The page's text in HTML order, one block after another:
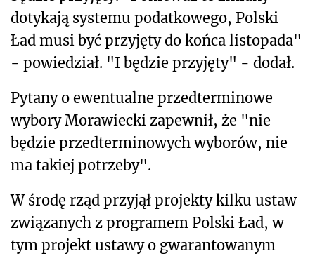
dotykają systemu podatkowego, Polski
Ład musi być przyjęty do końca listopada"
- powiedział. "I będzie przyjęty" - dodał.
Pytany o ewentualne przedterminowe
wybory Morawiecki zapewnił, że "nie
będzie przedterminowych wyborów, nie
ma takiej potrzeby".
W środę rząd przyjął projekty kilku ustaw
związanych z programem Polski Ład, w
tym projekt ustawy o gwarantowanym